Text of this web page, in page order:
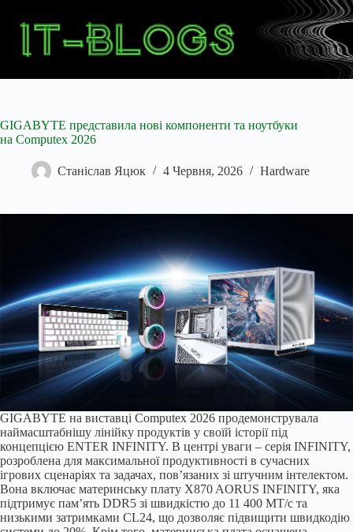
GIGABYTE представила нові компоненти та ноутбуки
на Computex 2026
Станіслав Яцюк 4 Червня, 2026 Hardware
GIGABYTE на виставці Computex 2026 продемонструвала
наймасштабнішу лінійку продуктів у своїй історії під
концепцією ENTER INFINITY. В центрі уваги – серія INFINITY,
розроблена для максимальної продуктивності в сучасних
ігрових сценаріях та задачах, пов’язаних зі штучним інтелектом.
Вона включає материнську плату X870 AORUS INFINITY, яка
підтримує пам’ять DDR5 зі швидкістю до 11 400 МТ/с та
низькими затримками CL24, що дозволяє підвищити швидкодію